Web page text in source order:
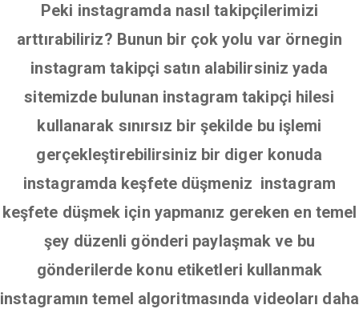
Peki instagramda nasıl takipçilerimizi
arttırabiliriz? Bunun bir çok yolu var örnegin
instagram takipçi satın alabilirsiniz yada
sitemizde bulunan instagram takipçi hilesi
kullanarak sınırsız bir şekilde bu işlemi
gerçekleştirebilirsiniz bir diger konuda
instagramda keşfete düşmeniz instagram
keşfete düşmek için yapmanız gereken en temel
şey düzenli gönderi paylaşmak ve bu
gönderilerde konu etiketleri kullanmak
instagramın temel algoritmasında videoları daha